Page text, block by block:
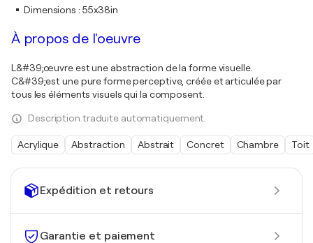
Expédition et retours
Garantie et paiement
Dimensions : 55x38in
À propos de l'oeuvre
L&#39;œuvre est une abstraction de la forme visuelle.
C&#39;est une pure forme perceptive, créée et articulée par
tous les éléments visuels qui la composent.
Description traduite automatiquement.
Acrylique Abstraction Abstrait Concret Chambre Toit